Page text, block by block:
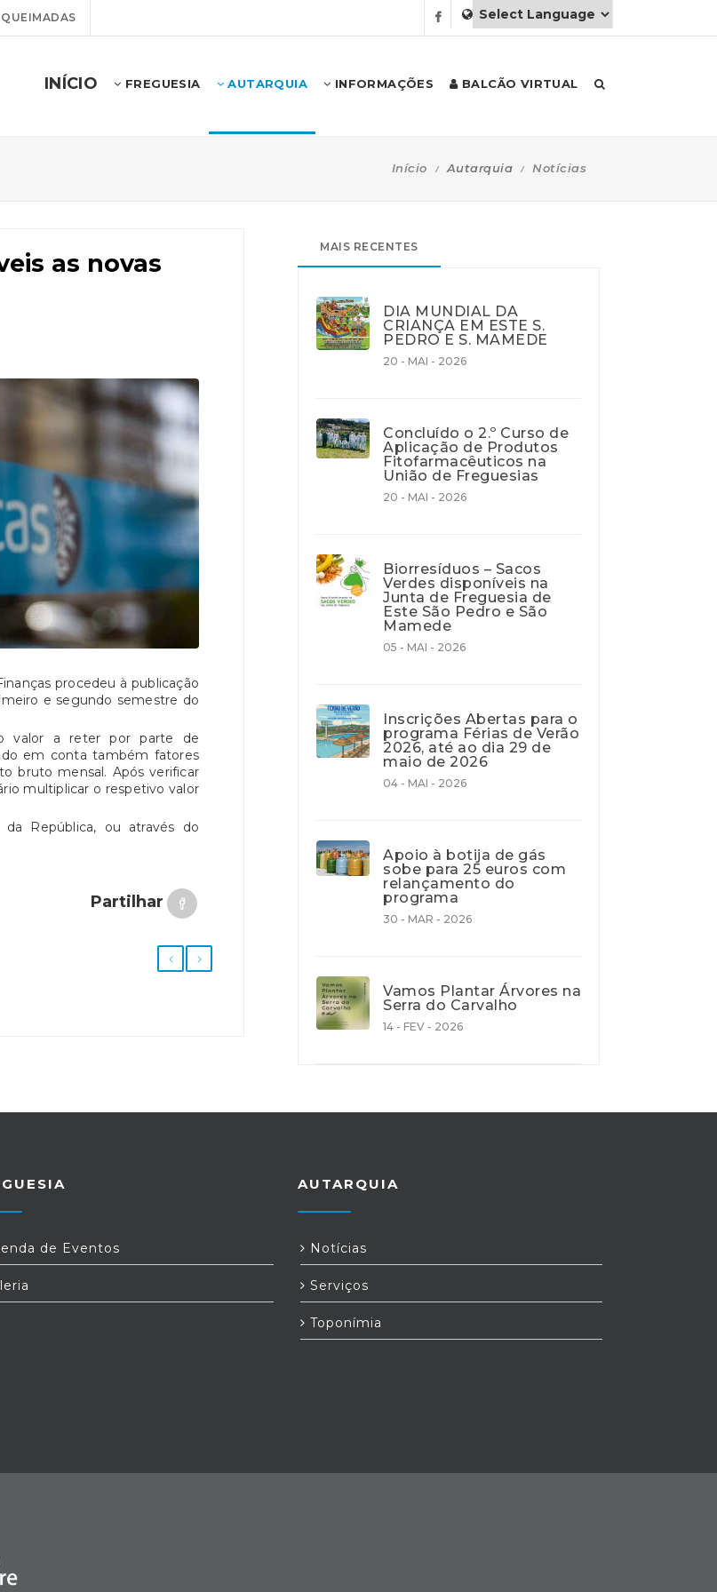
INÍCIO FREGUESIA AUTARQUIA INFORMAÇÕES BALCÃO VIRTUAL
Início Autarquia Notícias
as novas
procedeu à publicação
e segundo semestre do
valor a reter por parte de
em conta também fatores
bruto mensal. Após verificar
multiplicar o respetivo valor
República, ou através do
Partilhar
MAIS RECENTES
DIA MUNDIAL DA
CRIANÇA EM ESTE S.
PEDRO E S. MAMEDE
20 - MAI - 2026
Concluído o 2.º Curso de
Aplicação de Produtos
Fitofarmacêuticos na
União de Freguesias
20 - MAI - 2026
Biorresíduos – Sacos
Verdes disponíveis na
Junta de Freguesia de
Este São Pedro e São
Mamede
05 - MAI - 2026
Inscrições Abertas para o
programa Férias de Verão
2026, até ao dia 29 de
maio de 2026
04 - MAI - 2026
Apoio à botija de gás
sobe para 25 euros com
relançamento do
programa
30 - MAR - 2026
Vamos Plantar Árvores na
Serra do Carvalho
14 - FEV - 2026
de Eventos
AUTARQUIA
Notícias
Serviços
Toponímia